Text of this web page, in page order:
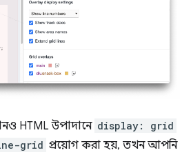
HTML উপাদানে display: grid
grid প্রয়োগ করা হয়, তখন আপনি